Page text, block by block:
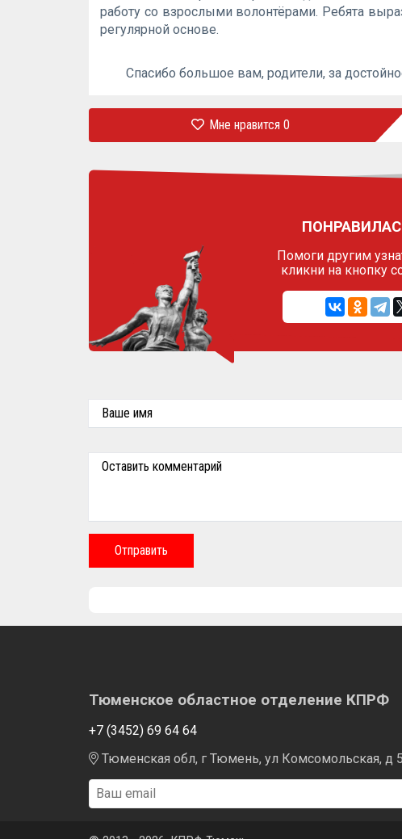
работу со взрослыми волонтёрами. Ребята
регулярной основе.
Спасибо большое вам, родители, за
Мне нравится0
Помоги другим
кликни на кнопку
Ваше имя
Оставить комментарий
Отправить
Тюменское областное отделение КПРФ
+7 (3452) 69 64 64
Тюменская обл, г Тюмень, ул Комсомольская, д